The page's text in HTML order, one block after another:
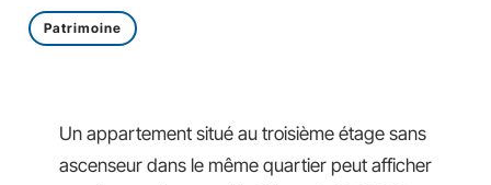
Patrimoine
Un appartement situé au troisième étage sans
ascenseur dans le même quartier peut afficher